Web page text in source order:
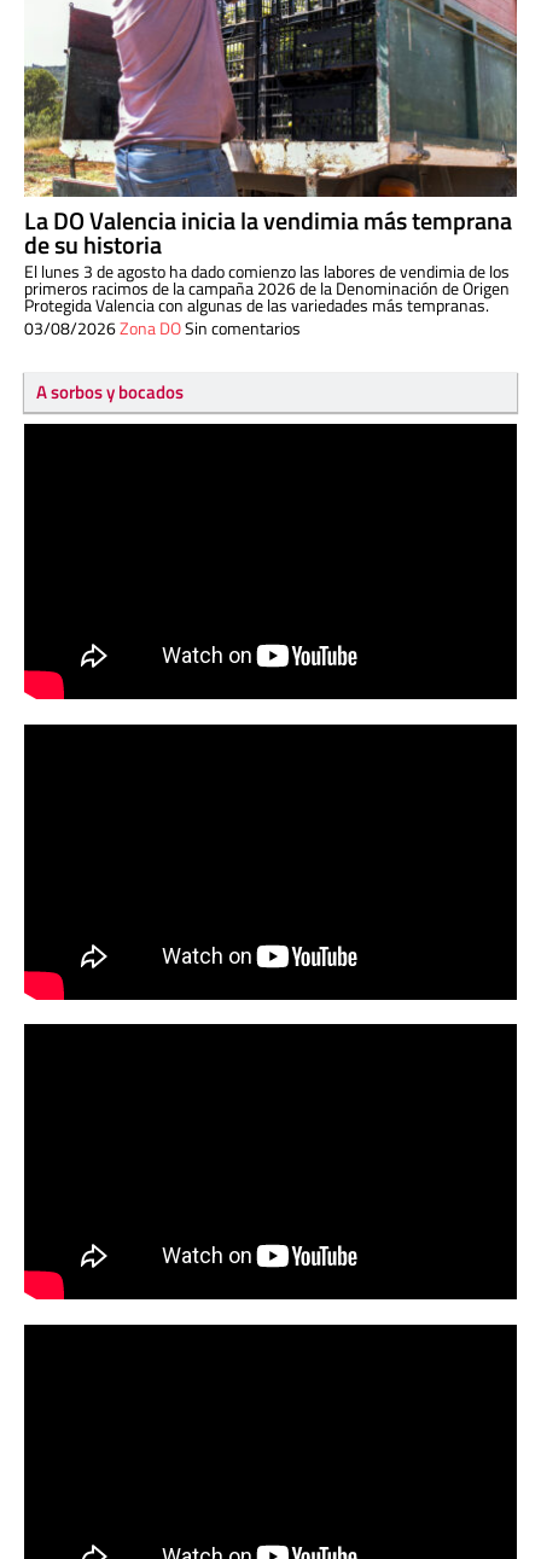
La DO Valencia inicia la vendimia más temprana
de su historia
El lunes 3 de agosto ha dado comienzo las labores de vendimia de los
primeros racimos de la campaña 2026 de la Denominación de Origen
Protegida Valencia con algunas de las variedades más tempranas.
03/08/2026Zona DOSin comentarios
A sorbos y bocados